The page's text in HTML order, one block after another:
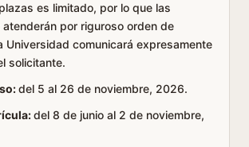
es limitado, por lo que las
por riguroso orden de
Universidad comunicará expresamente
solicitante.
del 5 al 26 de noviembre, 2026.
del 8 de junio al 2 de noviembre,